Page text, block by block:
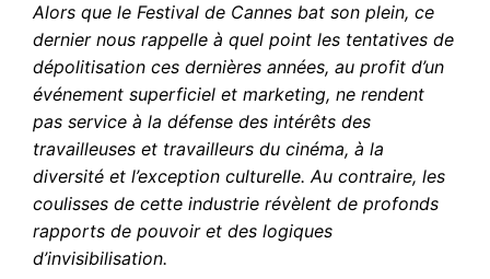
Alors que le Festival de Cannes bat son plein, ce
dernier nous rappelle à quel point les tentatives de
dépolitisation ces dernières années, au profit d’un
événement superficiel et marketing, ne rendent
pas service à la défense des intérêts des
travailleuses et travailleurs du cinéma, à la
diversité et l’exception culturelle. Au contraire, les
coulisses de cette industrie révèlent de profonds
rapports de pouvoir et des logiques
d’invisibilisation.